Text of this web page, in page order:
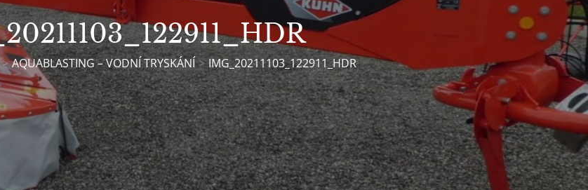
AQUABLASTING – VODNÍ TRYSKÁNÍ IMG_20211103_122911_HDR